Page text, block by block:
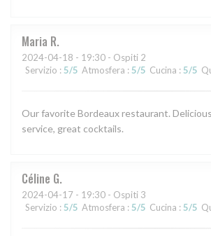
Maria R
2024-04-18 - 19:30 - Ospiti 2
Servizio : 5/5 Atmosfera : 5/5 Cucina : 5/5
Our favorite Bordeaux restaurant.
service, great cocktails.
Céline G
2024-04-17 - 19:30 - Ospiti 3
Servizio : 5/5 Atmosfera : 5/5 Cucina : 5/5